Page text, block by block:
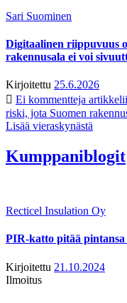
Sari Suominen
Digitaalinen riippuvuus
rakennusala ei voi
Kirjoitettu 25.6.2026
Ei kommentteja
riski, jota Suomen
Lisää vieraskynästä
Kumppaniblogit
Recticel Insulation Oy
PIR-katto pitää
Kirjoitettu 21.10.2024
Ilmoitus